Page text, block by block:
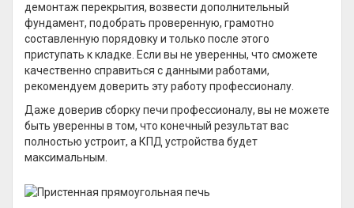
демонтаж перекрытия, возвести дополнительный
фундамент, подобрать проверенную, грамотно
составленную порядовку и только после этого
приступать к кладке. Если вы не уверенны, что сможете
качественно справиться с данными работами,
рекомендуем доверить эту работу профессионалу.
Даже доверив сборку печи профессионалу, вы не можете
быть уверенны в том, что конечный результат вас
полностью устроит, а КПД устройства будет
максимальным.